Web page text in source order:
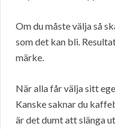
Om du måste välja så
som det kan bli.
märke.
När alla får välja sitt
Kanske saknar du
är det dumt att slänga